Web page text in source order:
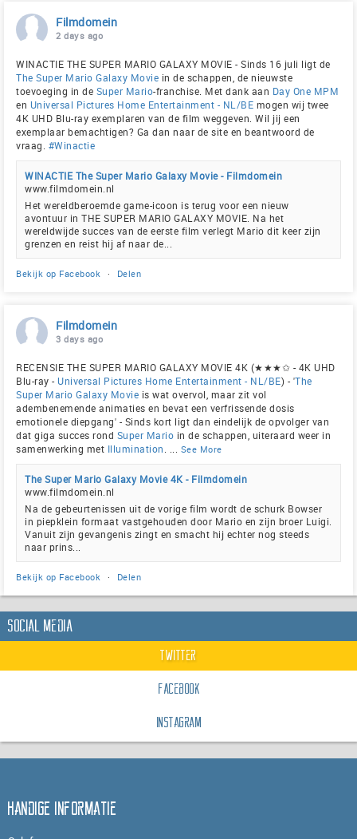
Filmdomein
2 days ago
WINACTIE THE SUPER MARIO GALAXY MOVIE - Sinds 16 juli ligt de
The Super Mario Galaxy Movie in de schappen, de nieuwste
toevoeging in de Super Mario-franchise. Met dank aan Day One MPM
en Universal Pictures Home Entertainment - NL/BE mogen wij twee
4K UHD Blu-ray exemplaren van de film weggeven. Wil jij een
exemplaar bemachtigen? Ga dan naar de site en beantwoord de
vraag. #Winactie
WINACTIE The Super Mario Galaxy Movie - Filmdomein
www.filmdomein.nl
Het wereldberoemde game-icoon is terug voor een nieuw
avontuur in THE SUPER MARIO GALAXY MOVIE. Na het
wereldwijde succes van de eerste film verlegt Mario dit keer zijn
grenzen en reist hij af naar de...
Bekijk op Facebook · Delen
Filmdomein
3 days ago
RECENSIE THE SUPER MARIO GALAXY MOVIE 4K (★★★✩ - 4K UHD
Blu-ray - Universal Pictures Home Entertainment - NL/BE) - 'The
Super Mario Galaxy Movie is wat overvol, maar zit vol
adembenemende animaties en bevat een verfrissende dosis
emotionele diepgang' - Sinds kort ligt dan eindelijk de opvolger van
dat giga succes rond Super Mario in de schappen, uiteraard weer in
samenwerking met Illumination See More
The Super Mario Galaxy Movie 4K - Filmdomein
www.filmdomein.nl
Na de gebeurtenissen uit de vorige film wordt de schurk Bowser
in piepklein formaat vastgehouden door Mario en zijn broer Luigi.
Vanuit zijn gevangenis zingt en smacht hij echter nog steeds
naar prins...
Bekijk op Facebook · Delen
Social Media
Twitter
Facebook
Instagram
Handige informatie